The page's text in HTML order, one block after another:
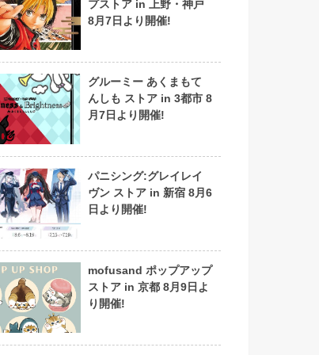
プストア in 上野・神戸
8月7日より開催!
グルーミー あくまもて
んしも ストア in 3都市 8
月7日より開催!
パニシング:グレイレイ
ヴン ストア in 新宿 8月6
日より開催!
mofusand ポップアップ
ストア in 京都 8月9日よ
り開催!